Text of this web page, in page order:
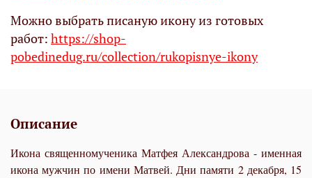
Можно выбрать писаную икону из готовых
работ: https://shop-
pobedinedug.ru/collection/rukopisnye-ikony
Описание
Икона священномученика Матфея Александрова - именная
икона мужчин по имени Матвей. Дни памяти 2 декабря, 15